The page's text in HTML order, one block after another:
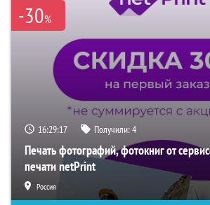
-30%
16:29:16 Получили:4
Печать фотографий, фотокниг от
печати netPrint
Россия